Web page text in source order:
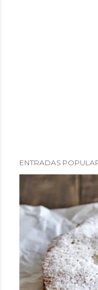
ENTRADAS